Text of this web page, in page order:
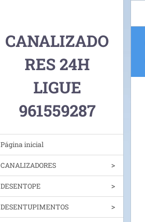
CANALIZADO
RES 24H
LIGUE
961559287
Página inicial
CANALIZADORES
DESENTOPE
DESENTUPIMENTOS